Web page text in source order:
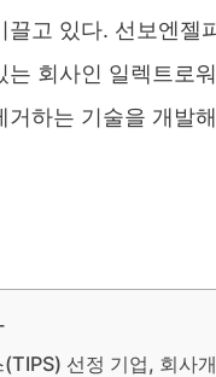
끌고 있다. 선보엔젤
는 회사인 일렉트로
거하는 기술을 개발
(TIPS) 선정 기업, 회사